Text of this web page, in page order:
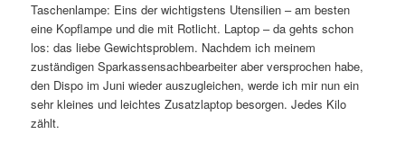
Taschenlampe: Eins der wichtigstens Utensilien – am besten
eine Kopflampe und die mit Rotlicht. Laptop – da gehts schon
los: das liebe Gewichtsproblem. Nachdem ich meinem
zuständigen Sparkassensachbearbeiter aber versprochen habe,
den Dispo im Juni wieder auszugleichen, werde ich mir nun ein
sehr kleines und leichtes Zusatzlaptop besorgen. Jedes Kilo
zählt.